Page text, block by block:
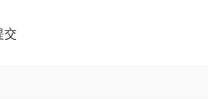
交